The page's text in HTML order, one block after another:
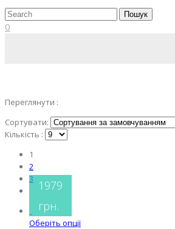
0
Переглянути :
Сортувати:
Кількість :
1
2
3 1979
грн.
Оберіть опції